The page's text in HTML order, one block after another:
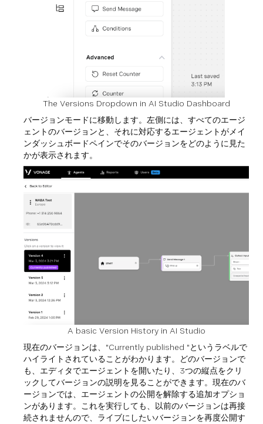
The Versions Dropdown in AI Studio Dashboard
バージョンモードに移動します。左側には、すべてのエージ
ェントのバージョンと、それに対応するエージェントがメイ
ンダッシュボードペインでそのバージョンをどのように見た
かが表示されます。
A basic Version History in AI Studio
現在のバージョンは、"Currently published "というラベルで
ハイライトされていることがわかります。どのバージョンで
も、エディタでエージェントを開いたり、3つの縦点をクリ
ックしてバージョンの説明を見ることができます。現在のバ
ージョンでは、エージェントの公開を解除する追加オプショ
ンがあります。これを実行しても、以前のバージョンは再接
続されませんので、ライブにしたいバージョンを再度公開す